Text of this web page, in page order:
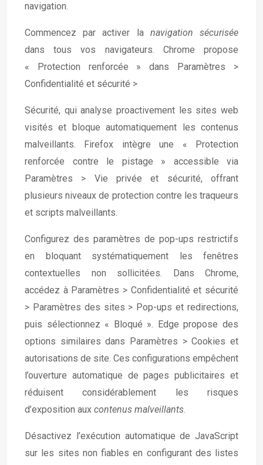
navigation.
Commencez par activer la navigation sécurisée
dans tous vos navigateurs. Chrome propose
« Protection renforcée » dans Paramètres >
Confidentialité et sécurité >
Sécurité, qui analyse proactivement les sites web
visités et bloque automatiquement les contenus
malveillants. Firefox intègre une « Protection
renforcée contre le pistage » accessible via
Paramètres > Vie privée et sécurité, offrant
plusieurs niveaux de protection contre les traqueurs
et scripts malveillants.
Configurez des paramètres de pop-ups restrictifs
en bloquant systématiquement les fenêtres
contextuelles non sollicitées. Dans Chrome,
accédez à Paramètres > Confidentialité et sécurité
> Paramètres des sites > Pop-ups et redirections,
puis sélectionnez « Bloqué ». Edge propose des
options similaires dans Paramètres > Cookies et
autorisations de site. Ces configurations empêchent
l’ouverture automatique de pages publicitaires et
réduisent considérablement les risques
d’exposition aux contenus malveillants.
Désactivez l’exécution automatique de JavaScript
sur les sites non fiables en configurant des listes